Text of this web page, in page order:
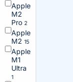
Apple
M2
Pro 2
Apple
M2 15
Apple
M1
Ultra
1